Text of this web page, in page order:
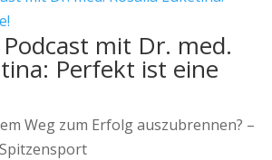
mit Dr. med.
Perfekt ist eine
Weg zum Erfolg auszubrennen? –